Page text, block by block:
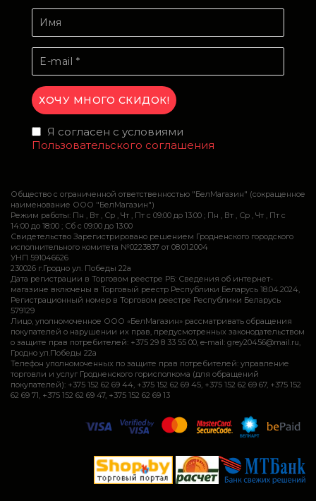
Я согласен с условиями
Пользовательского соглашения
Общество с ограниченной ответственностью "БелМагазин" (сокращенное
наименование ООО "БелМагазин")
Режим работы: Пн , Вт , Ср , Чт , Пт c 09:00 до 13:00 ; Пн , Вт , Ср , Чт , Пт c
14:00 до 18:00 ; Сб c 09:00 до 13:00
Свидетельство Зарегистрировано решением Гродненского городского
исполнительного комитета №0223837 от 08.01.2004
УНП 591046626
230026 г.Гродно ул. Победы 22а
Дата регистрации в Торговом реестре РБ: Сведения об интернет-
магазине включены в Торговый реестр Республики Беларусь 18.04.2024,
Регистрационный номер в Торговом реестре Республики Беларусь
579129
Лицо, уполномоченное ООО «БелМагазин» рассматривать обращения
покупателей о нарушении их прав, предусмотренных законодательством
о защите прав потребителей: +375 29 8 33 55 00, e-mail: grey20456@mail.ru,
Гродно ул.Победы 22а
Телефон уполномоченных по защите прав потребителей: управление
торговли и услуг Гродненского горисполкома (для обращений
покупателей): +375 152 62 69 44, +375 152 62 69 45, +375 152 62 69 67, +375 152
62 69 71, +375 152 62 69 47, +375 152 62 69 13